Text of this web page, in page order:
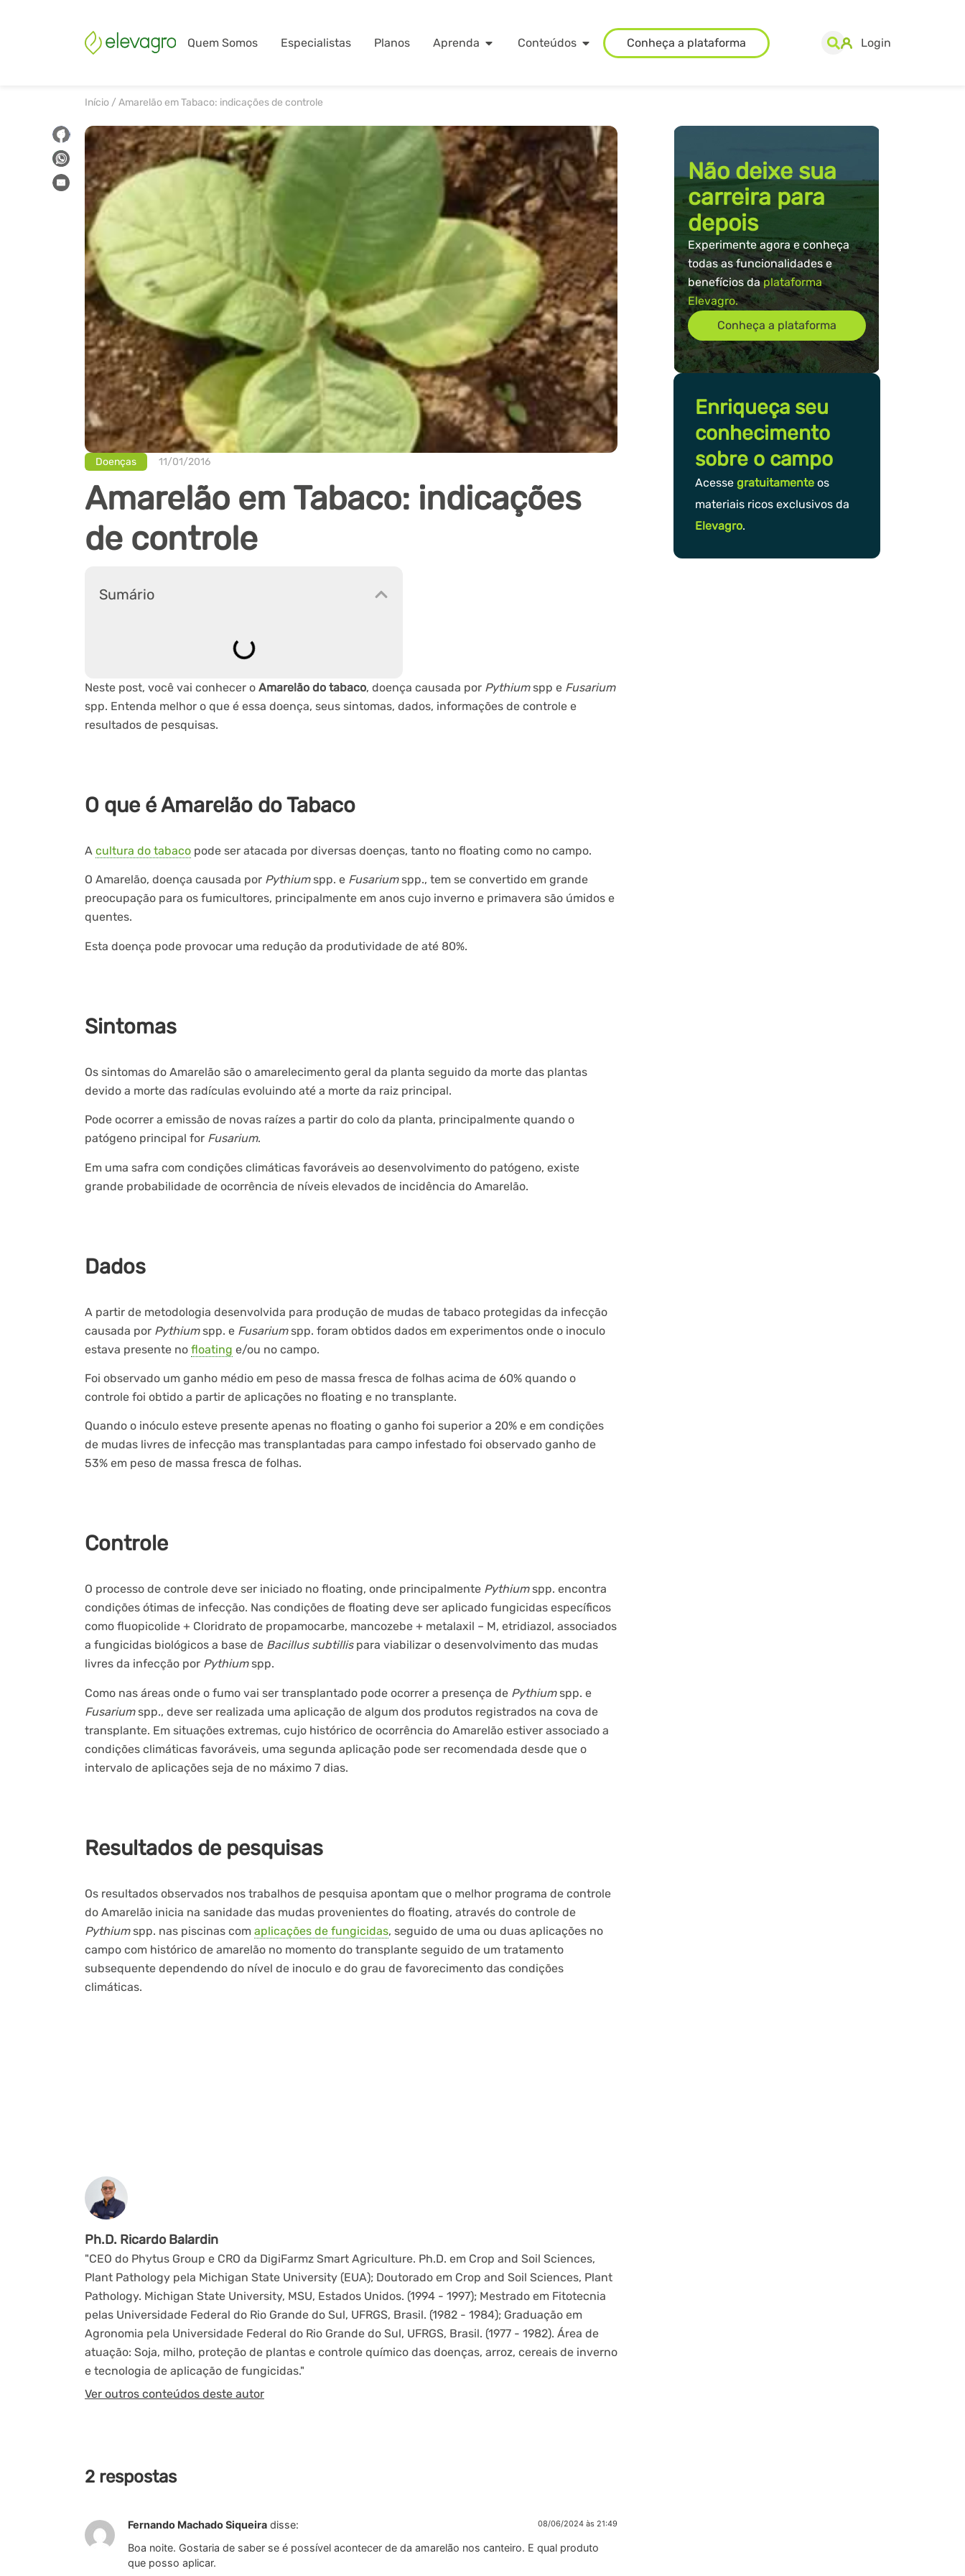
Quem Somos Especialistas Planos Aprenda Conteúdos Conheça a plataforma Login
Início /Amarelão em Tabaco: indicações de controle
Doenças 11/01/2016
Amarelão em Tabaco: indicações
de controle
Sumário
Neste post, você vai conhecer o Amarelão do tabaco, doença causada por Pythiumspp e Fusarium
spp. Entenda melhor o que é essa doença, seus sintomas, dados, informações de controle e
resultados de pesquisas.
O que é Amarelão do Tabaco
A cultura do tabaco pode ser atacada por diversas doenças, tanto no floating como no campo.
O Amarelão, doença causada por Pythiumspp. e Fusariumspp., tem se convertido em grande
preocupação para os fumicultores, principalmente em anos cujo inverno e primavera são úmidos e
quentes.
Esta doença pode provocar uma redução da produtividade de até 80%.
Sintomas
Os sintomas do Amarelão são o amarelecimento geral da planta seguido da morte das plantas
devido a morte das radículas evoluindo até a morte da raiz principal.
Pode ocorrer a emissão de novas raízes a partir do colo da planta, principalmente quando o
patógeno principal for Fusarium.
Em uma safra com condições climáticas favoráveis ao desenvolvimento do patógeno, existe
grande probabilidade de ocorrência de níveis elevados de incidência do Amarelão.
Dados
A partir de metodologia desenvolvida para produção de mudas de tabaco protegidas da infecção
causada por Pythiumspp. e Fusariumspp. foram obtidos dados em experimentos onde o inoculo
estava presente no floating e/ou no campo.
Foi observado um ganho médio em peso de massa fresca de folhas acima de 60% quando o
controle foi obtido a partir de aplicações no floating e no transplante.
Quando o inóculo esteve presente apenas no floating o ganho foi superior a 20% e em condições
de mudas livres de infecção mas transplantadas para campo infestado foi observado ganho de
53% em peso de massa fresca de folhas.
Controle
O processo de controle deve ser iniciado no floating, onde principalmente Pythiumspp. encontra
condições ótimas de infecção. Nas condições de floating deve ser aplicado fungicidas específicos
como fluopicolide + Cloridrato de propamocarbe, mancozebe + metalaxil – M, etridiazol, associados
a fungicidas biológicos a base de Bacillus subtillispara viabilizar o desenvolvimento das mudas
livres da infecção por Pythiumspp.
Como nas áreas onde o fumo vai ser transplantado pode ocorrer a presença de Pythiumspp. e
Fusariumspp., deve ser realizada uma aplicação de algum dos produtos registrados na cova de
transplante. Em situações extremas, cujo histórico de ocorrência do Amarelão estiver associado a
condições climáticas favoráveis, uma segunda aplicação pode ser recomendada desde que o
intervalo de aplicações seja de no máximo 7 dias.
Resultados de pesquisas
Os resultados observados nos trabalhos de pesquisa apontam que o melhor programa de controle
do Amarelão inicia na sanidade das mudas provenientes do floating, através do controle de
Pythiumspp. nas piscinas com aplicações de fungicidas, seguido de uma ou duas aplicações no
campo com histórico de amarelão no momento do transplante seguido de um tratamento
subsequente dependendo do nível de inoculo e do grau de favorecimento das condições
climáticas.
Ph.D. Ricardo Balardin
"CEO do Phytus Group e CRO da DigiFarmz Smart Agriculture. Ph.D. em Crop and Soil Sciences,
Plant Pathology pela Michigan State University (EUA); Doutorado em Crop and Soil Sciences, Plant
Pathology. Michigan State University, MSU, Estados Unidos. (1994 - 1997); Mestrado em Fitotecnia
pelas Universidade Federal do Rio Grande do Sul, UFRGS, Brasil. (1982 - 1984); Graduação em
Agronomia pela Universidade Federal do Rio Grande do Sul, UFRGS, Brasil. (1977 - 1982). Área de
atuação: Soja, milho, proteção de plantas e controle químico das doenças, arroz, cereais de inverno
e tecnologia de aplicação de fungicidas."
Ver outros conteúdos deste autor
2 respostas
Fernando Machado Siqueira disse: 08/06/2024 às 21:49
Boa noite. Gostaria de saber se é possível acontecer de da amarelão nos canteiro. E qual produto
que posso aplicar.
Não deixe sua
carreira para
depois
Experimente agora e conheça
todas as funcionalidades e
benefícios daplataforma
Elevagro.
Conheça a plataforma
Enriqueça seu
conhecimento
sobre o campo
Acesse gratuitamenteos
materiais ricos exclusivos da
Elevagro.